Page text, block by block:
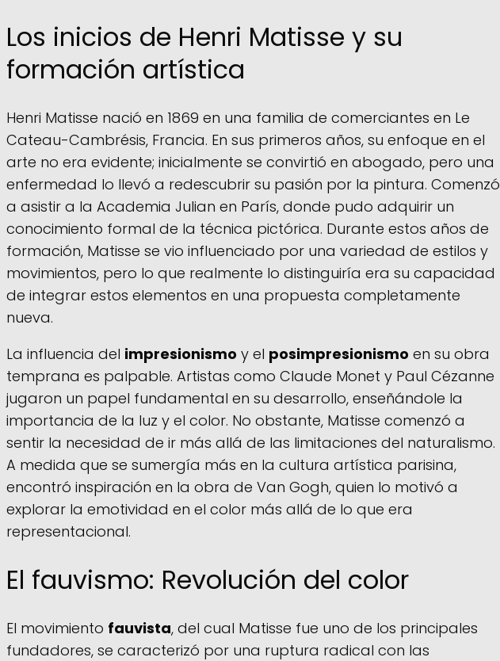
Los inicios de Henri Matisse y su
formación artística
Henri Matisse nació en 1869 en una familia de comerciantes en Le
Cateau-Cambrésis, Francia. En sus primeros años, su enfoque en el
arte no era evidente; inicialmente se convirtió en abogado, pero una
enfermedad lo llevó a redescubrir su pasión por la pintura. Comenzó
a asistir a la Academia Julian en París, donde pudo adquirir un
conocimiento formal de la técnica pictórica. Durante estos años de
formación, Matisse se vio influenciado por una variedad de estilos y
movimientos, pero lo que realmente lo distinguiría era su capacidad
de integrar estos elementos en una propuesta completamente
nueva.
La influencia del impresionismo y el posimpresionismo en su obra
temprana es palpable. Artistas como Claude Monet y Paul Cézanne
jugaron un papel fundamental en su desarrollo, enseñándole la
importancia de la luz y el color. No obstante, Matisse comenzó a
sentir la necesidad de ir más allá de las limitaciones del naturalismo.
A medida que se sumergía más en la cultura artística parisina,
encontró inspiración en la obra de Van Gogh, quien lo motivó a
explorar la emotividad en el color más allá de lo que era
representacional.
El fauvismo: Revolución del color
El movimiento fauvista, del cual Matisse fue uno de los principales
fundadores, se caracterizó por una ruptura radical con las